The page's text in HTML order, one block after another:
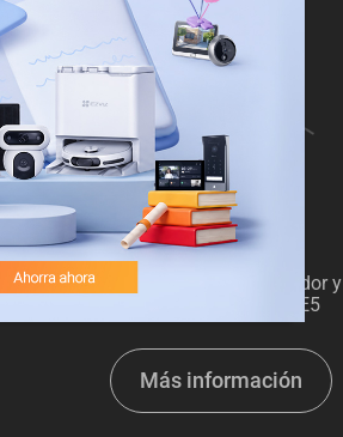
Robot inteligente aspirador y
friegasuelos EZVIZ RE5
Más información